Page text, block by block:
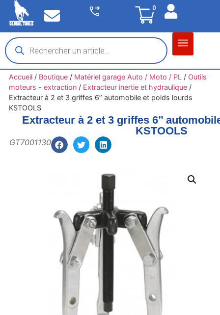
0
Accueil/ Boutique/ Matériel garage Auto / Moto / PL / Outils
moteurs - extraction/ Extracteur inertie et hydraulique/
Extracteur à 2 et 3 griffes 6’’ automobile et poids lourds
KSTOOLS
Extracteur à 2 et 3 griffes 6’’
KSTOOLS
GT7001130